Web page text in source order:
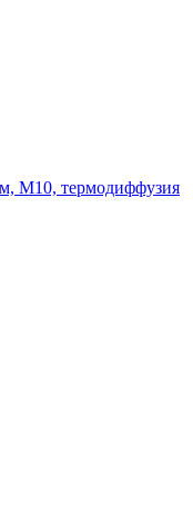
М10, термодиффузия